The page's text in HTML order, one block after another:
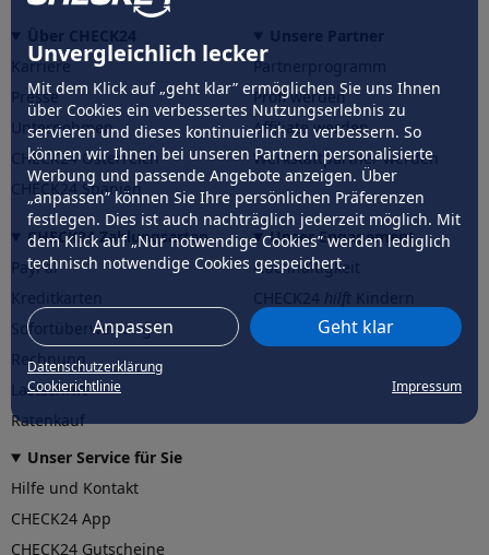
Unvergleichlich lecker
Mit dem Klick auf „geht klar” ermöglichen Sie uns Ihnen
über Cookies ein verbessertes Nutzungserlebnis zu
servieren und dieses kontinuierlich zu verbessern. So
können wir Ihnen bei unseren Partnern personalisierte
Werbung und passende Angebote anzeigen. Über
„anpassen” können Sie Ihre persönlichen Präferenzen
festlegen. Dies ist auch nachträglich jederzeit möglich. Mit
dem Klick auf „Nur notwendige Cookies” werden lediglich
technisch notwendige Cookies gespeichert.
Anpassen Geht klar
Datenschutzerklärung
Cookierichtlinie
Impressum
Karriere
Presse
Unternehmen
CHECK24 Österreich
CHECK24 Spanien
Partnerprogramm
Profi werden
Affiliate werden
Werkstattpartner werden
CHECK24 Zahlungsarten
PayPal
Sofortüberweisung
Rechnung
Lastschrift
Ratenkauf
Unser Engagement
Nachhaltigkeit
CHECK24hilftder Natur
Unser Service für Sie
Hilfe und Kontakt
CHECK24 App
CHECK24 Gutscheine